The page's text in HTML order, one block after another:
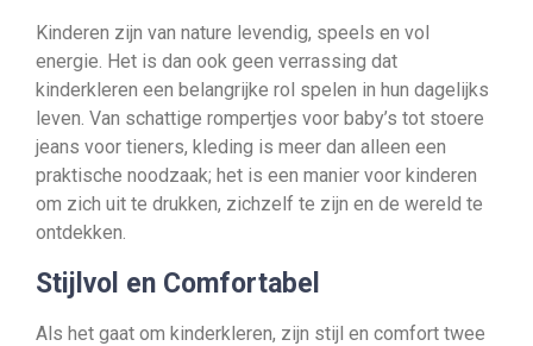
Kinderen zijn van nature levendig, speels en vol
energie. Het is dan ook geen verrassing dat
kinderkleren een belangrijke rol spelen in hun dagelijks
leven. Van schattige rompertjes voor baby’s tot stoere
jeans voor tieners, kleding is meer dan alleen een
praktische noodzaak; het is een manier voor kinderen
om zich uit te drukken, zichzelf te zijn en de wereld te
ontdekken.
Stijlvol en Comfortabel
Als het gaat om kinderkleren, zijn stijl en comfort twee